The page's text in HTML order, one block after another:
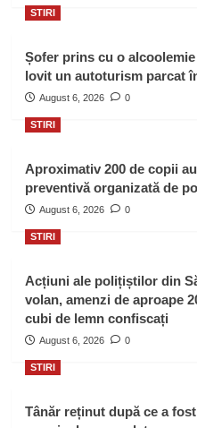
STIRI
Șofer prins cu o
lovit un autoturism parcat
August 6, 2026 0
STIRI
Aproximativ 200 de copii
preventivă organizată de
August 6, 2026 0
STIRI
Acțiuni ale polițiștilor din
volan, amenzi de aproape
cubi de lemn confiscați
August 6, 2026 0
STIRI
Tânăr reținut după ce a